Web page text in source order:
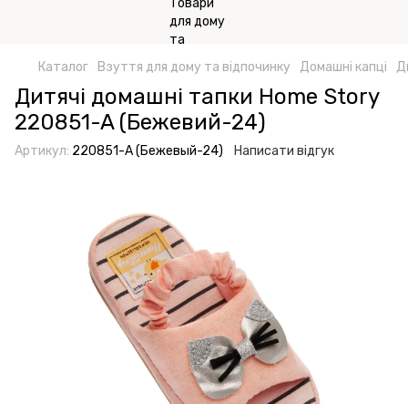
Каталог Взуття для дому та відпочинку Домашні капці
Дитячі домашні тапки Home Story
220851-A (Бежевий-24)
Артикул: 220851-A (Бежевый-24) Написати відгук